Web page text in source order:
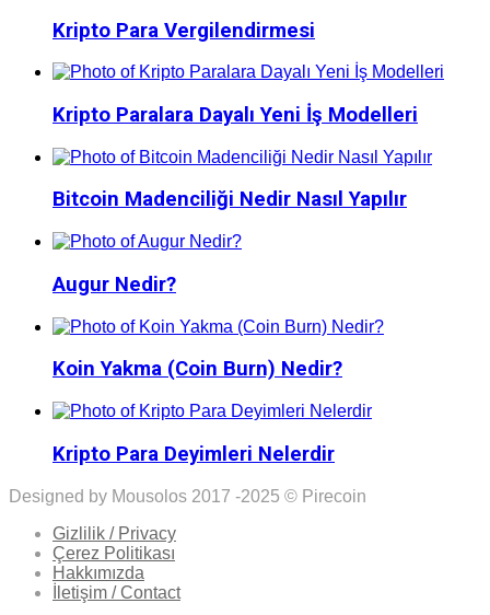
Kripto Para Vergilendirmesi
Kripto Paralara Dayalı Yeni İş Modelleri
Bitcoin Madenciliği Nedir Nasıl Yapılır
Augur Nedir?
Koin Yakma (Coin Burn) Nedir?
Kripto Para Deyimleri Nelerdir
Designed by Mousolos 2017 -2025 © Pirecoin
Gizlilik / Privacy
Çerez Politikası
Hakkımızda
İletişim / Contact